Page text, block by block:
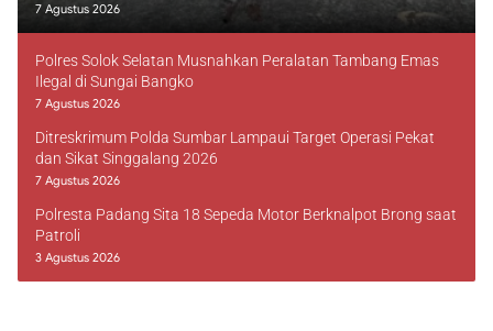
7 Agustus 2026
Polres Solok Selatan Musnahkan Peralatan Tambang Emas
Ilegal di Sungai Bangko
7 Agustus 2026
Ditreskrimum Polda Sumbar Lampaui Target Operasi Pekat
dan Sikat Singgalang 2026
7 Agustus 2026
Polresta Padang Sita 18 Sepeda Motor Berknalpot Brong saat
Patroli
3 Agustus 2026